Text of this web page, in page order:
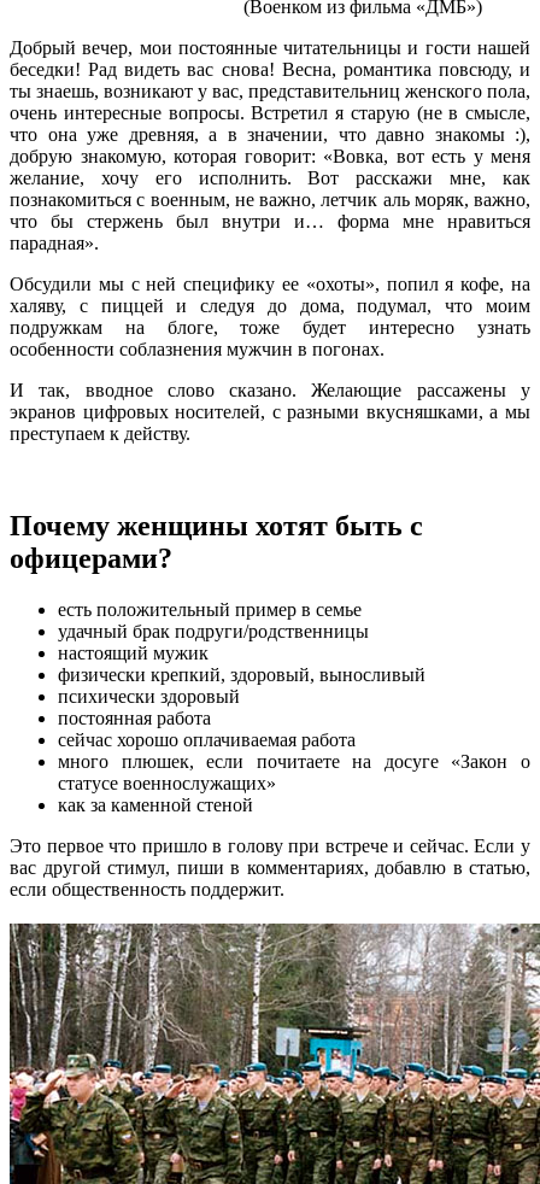
(Военком из фильма «ДМБ»)
Добрый вечер, мои постоянные читательницы и гости нашей
беседки! Рад видеть вас снова! Весна, романтика повсюду, и
ты знаешь, возникают у вас, представительниц женского пола,
очень интересные вопросы. Встретил я старую (не в смысле,
что она уже древняя, а в значении, что давно знакомы :),
добрую знакомую, которая говорит: «Вовка, вот есть у меня
желание, хочу его исполнить. Вот расскажи мне, как
познакомиться с военным, не важно, летчик аль моряк, важно,
что бы стержень был внутри и… форма мне нравиться
парадная».
Обсудили мы с ней специфику ее «охоты», попил я кофе, на
халяву, с пиццей и следуя до дома, подумал, что моим
подружкам на блоге, тоже будет интересно узнать
особенности соблазнения мужчин в погонах.
И так, вводное слово сказано. Желающие рассажены у
экранов цифровых носителей, с разными вкусняшками, а мы
преступаем к действу.
Почему женщины хотят быть с
офицерами?
есть положительный пример в семье
удачный брак подруги/родственницы
настоящий мужик
физически крепкий, здоровый, выносливый
психически здоровый
постоянная работа
сейчас хорошо оплачиваемая работа
много плюшек, если почитаете на досуге «Закон о
статусе военнослужащих»
как за каменной стеной
Это первое что пришло в голову при встрече и сейчас. Если у
вас другой стимул, пиши в комментариях, добавлю в статью,
если общественность поддержит.